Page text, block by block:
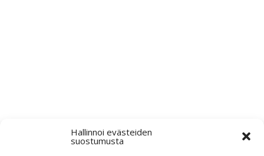
Hallinnoi evästeiden
suostumustavalaisimista.